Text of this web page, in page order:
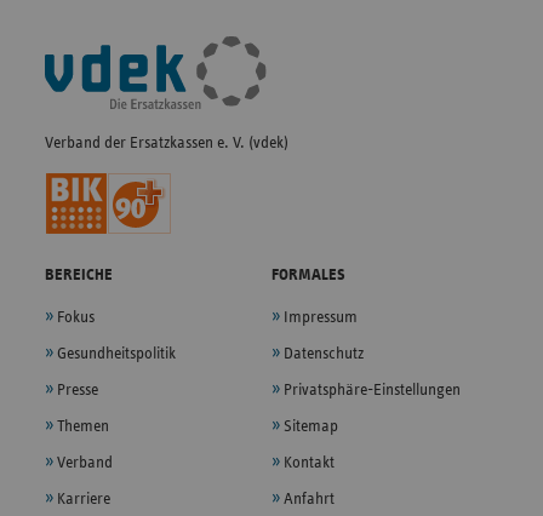
Fußleisten-
Navigation
Verband der Ersatzkassen e. V. (vdek)
BEREICHE
Fokus
Gesundheitspolitik
Presse
Themen
Verband
Karriere
FORMALES
Impressum
Datenschutz
Privatsphäre-Einstellungen
Sitemap
Kontakt
Anfahrt